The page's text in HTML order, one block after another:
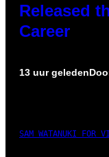
Released
Career
13 uur geleden
SAM WATANUKI FOR